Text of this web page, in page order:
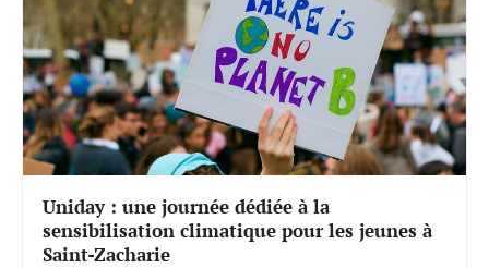
Uniday : une journée dédiée à la
sensibilisation climatique pour les jeunes à
Saint-Zacharie